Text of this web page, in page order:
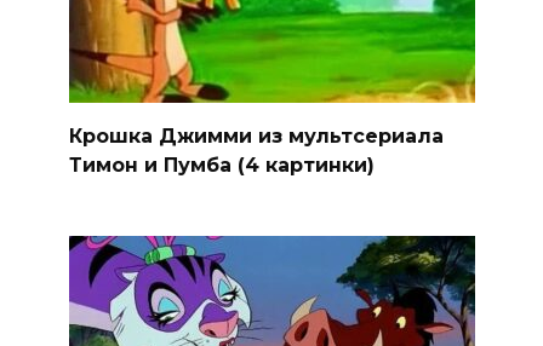
Крошка Джимми из мультсериала
Тимон и Пумба (4 картинки)